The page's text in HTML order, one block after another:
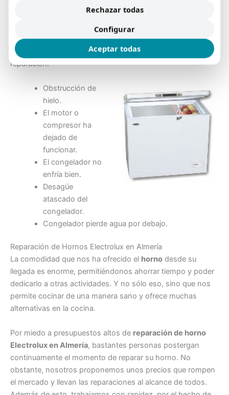
Electrolux localizando rápidamente la avería. Ante alguno de
estos síntomas, nuestroservicio técnico de congeladores
Electrolux en Almeríarevisará cada uno de los
componentes del congelador para proceder a su
reparación:
Obstrucción de
hielo.
El motor o
compresor ha
dejado de
funcionar.
El congelador no
enfría bien.
Desagüe
atascado del
congelador.
Congelador pierde agua por debajo.
Reparación de Hornos Electrolux en Almería
La comodidad que nos ha ofrecido el horno desde su
llegada es enorme, permitiéndonos ahorrar tiempo y poder
dedicarlo a otras actividades. Y no sólo eso, sino que nos
permite cocinar de una manera sano y ofrece muchas
alternativas en la cocina.
Por miedo a presupuestos altos de reparación de horno
Electrolux en Almería, bastantes personas postergan
continuamente el momento de reparar su horno. No
obstante, nosotros proponemos unos precios que rompen
el mercado y llevan las reparaciones al alcance de todos.
Rechazar todas
Configurar
Aceptar todas